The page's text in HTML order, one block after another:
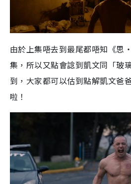
由於上集唔去到最尾都唔知《思
集，所以又點會諗到凱文同「玻
到，大家都可以估到點解凱文爸
啦！